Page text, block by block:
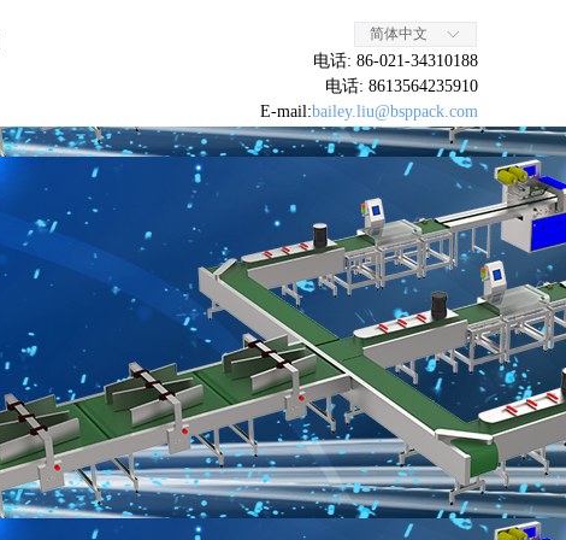
电话: 86-021-34310188
电话: 8613564235910
E-mail:bailey.liu@bsppack.com
ꀅ
简体中文